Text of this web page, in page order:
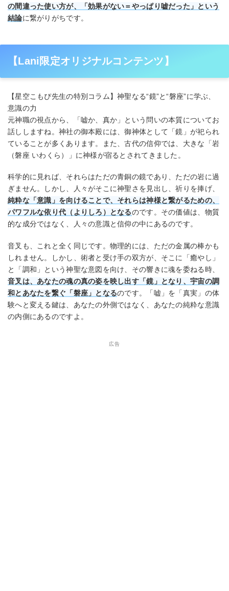
の間違った使い方が、「効果がない＝やっぱり嘘だった」という
結論に繋がりがちです。
【Lani限定オリジナルコンテンツ】
【星空こもぴ先生の特別コラム】神聖なる“鏡”と“磐座”に学ぶ、
意識の力
元神職の視点から、「嘘か、真か」という問いの本質についてお
話ししますね。神社の御本殿には、御神体として「鏡」が祀られ
ていることが多くあります。また、古代の信仰では、大きな「岩
（磐座 いわくら）」に神様が宿るとされてきました。
科学的に見れば、それらはただの青銅の鏡であり、ただの岩に過
ぎません。しかし、人々がそこに神聖さを見出し、祈りを捧げ、
純粋な「意識」を向けることで、それらは神様と繋がるための、
パワフルな依り代（よりしろ）となるのです。その価値は、物質
的な成分ではなく、人々の意識と信仰の中にあるのです。
音叉も、これと全く同じです。物理的には、ただの金属の棒かも
しれません。しかし、術者と受け手の双方が、そこに「癒やし」
と「調和」という神聖な意図を向け、その響きに魂を委ねる時、
音叉は、あなたの魂の真の姿を映し出す「鏡」となり、宇宙の調
和とあなたを繋ぐ「磐座」となるのです。「嘘」を「真実」の体
験へと変える鍵は、あなたの外側ではなく、あなたの純粋な意識
の内側にあるのですよ。
広告